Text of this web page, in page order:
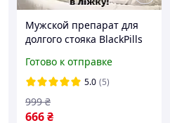
Мужской препарат для
долгого стояка BlackPills
Готово к отправке
5.0 (5)
666₴
999 ₴